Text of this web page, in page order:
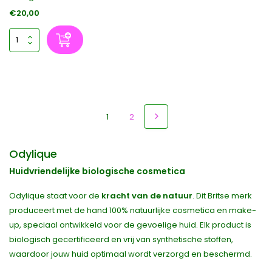
€20,00
1 2
Odylique
Huidvriendelijke biologische cosmetica
Odylique staat voor de kracht van de natuur. Dit Britse merk
produceert met de hand 100% natuurlijke cosmetica en make-
up, speciaal ontwikkeld voor de gevoelige huid. Elk product is
biologisch gecertificeerd en vrij van synthetische stoffen,
waardoor jouw huid optimaal wordt verzorgd en beschermd.